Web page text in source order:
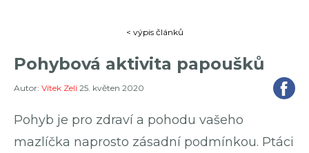
Kontakty
< výpis článků
Pohybová aktivita papoušků
Autor: Vítek Zelí 25. květen 2020
Pohyb je pro zdraví a pohodu vašeho
mazlíčka naprosto zásadní podmínkou. Ptáci